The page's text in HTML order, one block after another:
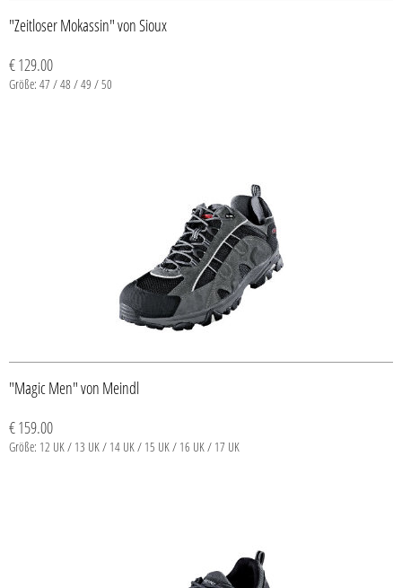
"Zeitloser Mokassin" von Sioux
€ 129.00
Größe: 47 / 48 / 49 / 50
"Magic Men" von Meindl
€ 159.00
Größe: 12 UK / 13 UK / 14 UK / 15 UK / 16 UK / 17 UK